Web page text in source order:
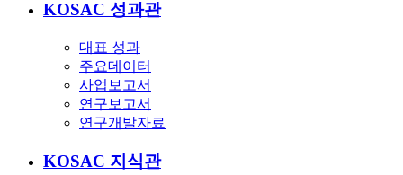
KOSAC 성과관
대표 성과
주요데이터
사업보고서
연구보고서
연구개발자료
KOSAC 지식관